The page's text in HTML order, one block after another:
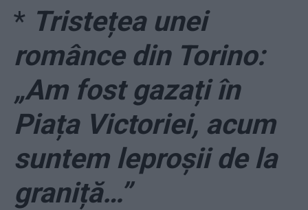
* Tristețea unei
românce din Torino:
„Am fost gazați în
Piața Victoriei, acum
suntem leproşii de la
graniță…”